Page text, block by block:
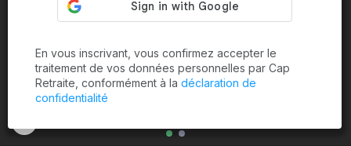
En vous inscrivant, vous confirmez accepter le
traitement de vos données personnelles par Cap
Retraite, conformément à la déclaration de
confidentialité